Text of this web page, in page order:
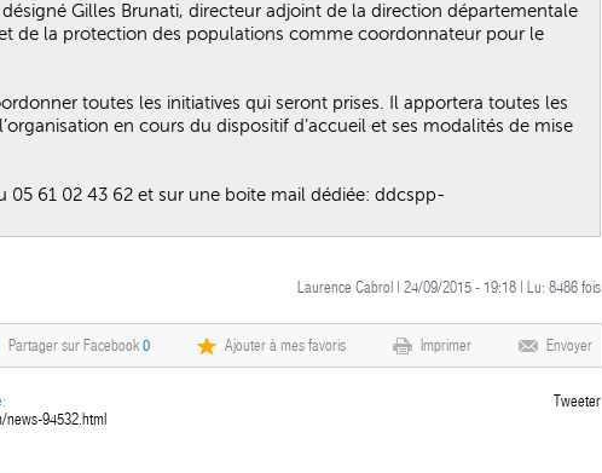
désigné Gilles Brunati, directeur adjoint de la direction départementale
de la protection des populations comme coordonnateur pour le
toutes les initiatives qui seront prises. Il apportera toutes les
en cours du dispositif d’accueil et ses modalités de mise
05 61 02 43 62 et sur une boite mail dédiée: ddcspp-
Laurence Cabrol | 24/09/2015 - 19:18 | Lu: 8486 fois
Partager sur Facebook0 Ajouter à mes favoris Imprimer Envoyer
94532.html
Tweeter